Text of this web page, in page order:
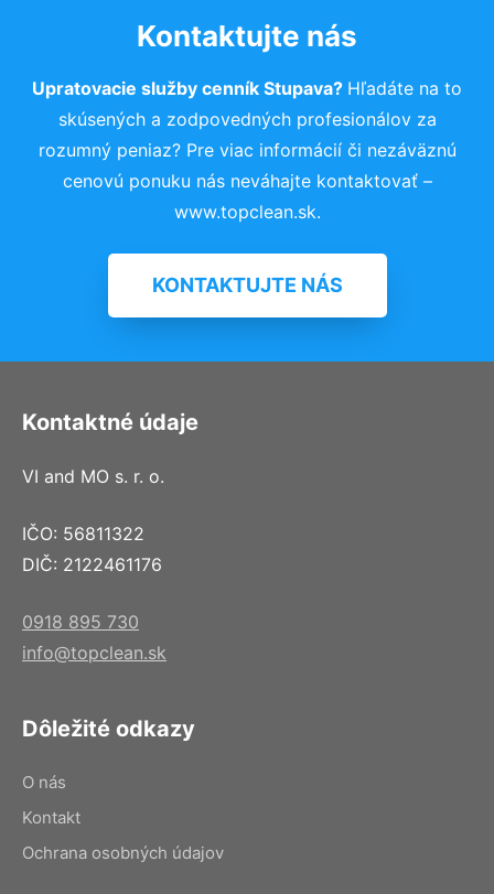
Kontaktujte nás
Upratovacie služby cenník Stupava? Hľadáte na to
skúsených a zodpovedných profesionálov za
rozumný peniaz? Pre viac informácií či nezáväznú
cenovú ponuku nás neváhajte kontaktovať –
www.topclean.sk.
KONTAKTUJTE NÁS
Kontaktné údaje
VI and MO s. r. o.
IČO: 56811322
DIČ: 2122461176
0918 895 730
info@topclean.sk
Dôležité odkazy
O nás
Kontakt
Ochrana osobných údajov